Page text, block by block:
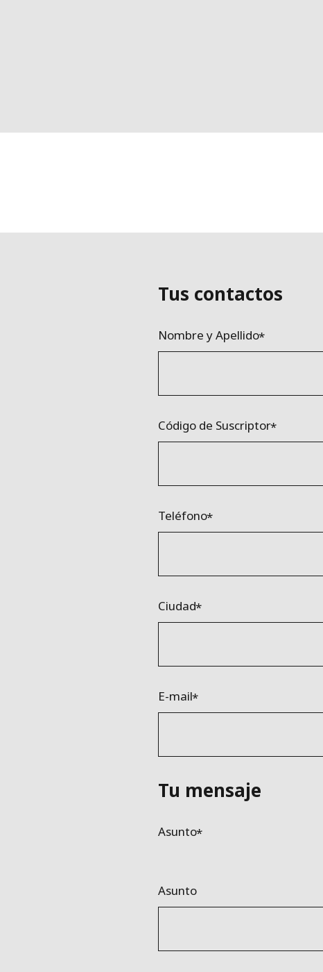
Tus contactos
Nombre y Apellido
Código de Suscriptor
Teléfono
Ciudad
E-mail
Tu mensaje
Asunto
Asunto